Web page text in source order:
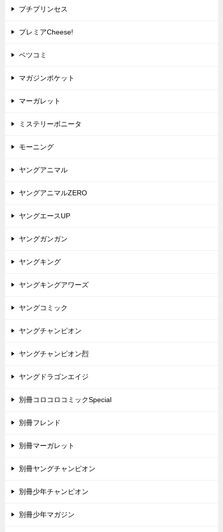
プチプリンセス
プレミアCheese!
ベツコミ
マガジンポケット
マーガレット
ミステリーボニータ
モーニング
ヤングアニマル
ヤングアニマルZERO
ヤングエースUP
ヤングガンガン
ヤングキング
ヤングキングアワーズ
ヤングコミック
ヤングチャンピオン
ヤングチャンピオン烈
ヤングドラゴンエイジ
別冊コロコロコミックSpecial
別冊フレンド
別冊マーガレット
別冊ヤングチャンピオン
別冊少年チャンピオン
別冊少年マガジン